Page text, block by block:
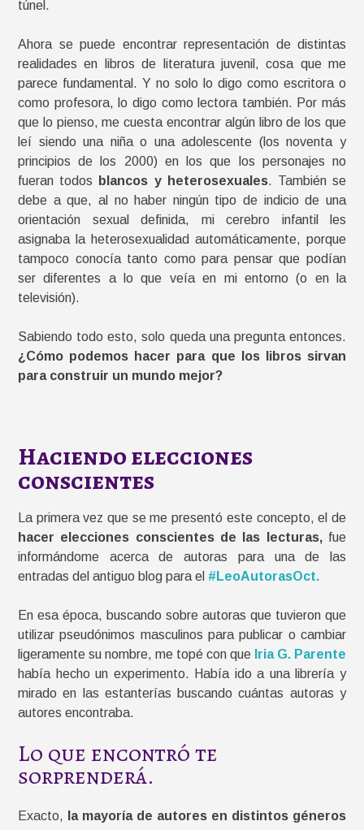
túnel.
Ahora se puede encontrar representación de distintas
realidades en libros de literatura juvenil, cosa que me
parece fundamental. Y no solo lo digo como escritora o
como profesora, lo digo como lectora también. Por más
que lo pienso, me cuesta encontrar algún libro de los que
leí siendo una niña o una adolescente (los noventa y
principios de los 2000) en los que los personajes no
fueran todos
blancos y heterosexuales. También se
debe a que, al no haber ningún tipo de indicio de una
orientación sexual definida, mi cerebro infantil les
asignaba la heterosexualidad automáticamente, porque
tampoco conocía tanto como para pensar que podían
ser diferentes a lo que veía en mi entorno (o en la
televisión).
Sabiendo todo esto, solo queda una pregunta entonces.
¿Cómo podemos hacer para que los libros sirvan
para construir un mundo mejor?
Haciendo elecciones
conscientes
La primera vez que se me presentó este concepto, el de
hacer elecciones conscientes de las lecturas,fue
informándome acerca de autoras para una de las
entradas del antiguo blog para el #LeoAutorasOct.
En esa época, buscando sobre autoras que tuvieron que
utilizar pseudónimos masculinos para publicar o cambiar
ligeramente su nombre, me topé con que Iria G. Parente
había hecho un experimento. Había ido a una librería y
mirado en las estanterías buscando cuántas autoras y
autores encontraba.
Lo que encontró te
sorprenderá.
Exacto,
la mayoría de autores en distintos géneros